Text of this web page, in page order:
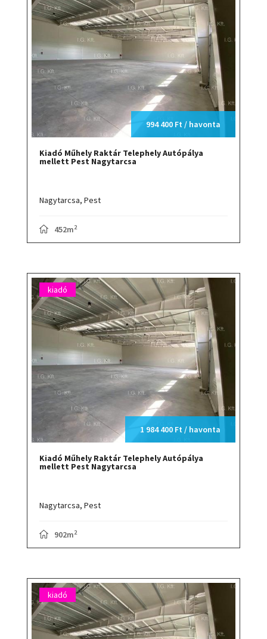
994 400 Ft / havonta
Kiadó Műhely Raktár Telephely Autópálya
mellett Pest Nagytarcsa
Nagytarcsa, Pest
452m2
kiadó
1 984 400 Ft / havonta
Kiadó Műhely Raktár Telephely Autópálya
mellett Pest Nagytarcsa
Nagytarcsa, Pest
902m2
kiadó